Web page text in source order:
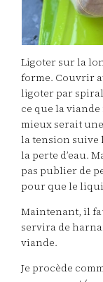
Ligoter sur la
forme. Couvrir
ligoter par
ce que la
mieux serait
la tension suive
la perte d’eau.
pas publier de
pour que le
Maintenant, il
servira de
viande.
Je procède